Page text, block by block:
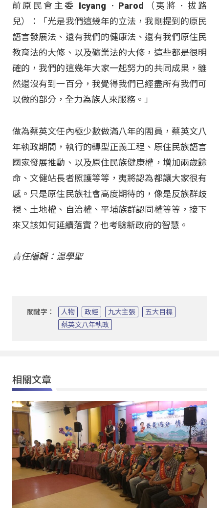
前原民會主委 Icyang．Parod（夷將．拔路
兒）：「光是我們這幾年的立法，我剛提到的原民
語言發展法、還有我們的健康法、還有我們原住民
教育法的大修、以及礦業法的大修，這些都是很明
確的，我們的這幾年大家一起努力的共同成果，雖
然還沒有到一百分，我覺得我們已經盡所有我們可
以做的部分，全力為族人來服務。」
做為蔡英文任內極少數做滿八年的閣員，蔡英文八
年執政期間，執行的轉型正義工程、原住民族語言
國家發展推動、以及原住民族健康權，增加兩歲餘
命、文健站長者照護等等，夷將認為都讓大家很有
感。只是原住民族社會高度期待的，像是反族群歧
視、土地權、自治權、平埔族群認同權等等，接下
來又該如何延續落實？也考驗新政府的智慧。
責任編輯：温學聖
關鍵字： 人物 政經 九大主張
五大目標
蔡英文八年執政
相關文章